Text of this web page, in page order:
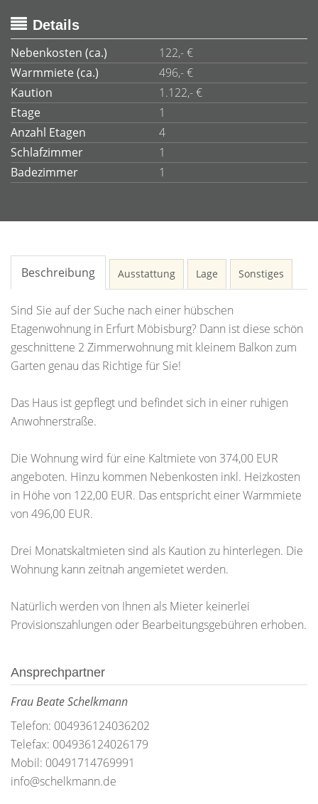
Details
Nebenkosten (ca.)
122,- €
Warmmiete (ca.)
496,- €
Kaution
1.122,- €
Etage
1
Anzahl Etagen
4
Schlafzimmer
1
Badezimmer
1
Beschreibung Ausstattung Lage Sonstiges
Sind Sie auf der Suche nach einer hübschen
Etagenwohnung in Erfurt Möbisburg? Dann ist diese schön
geschnittene 2 Zimmerwohnung mit kleinem Balkon zum
Garten genau das Richtige für Sie!
Das Haus ist gepflegt und befindet sich in einer ruhigen
Anwohnerstraße.
Die Wohnung wird für eine Kaltmiete von 374,00 EUR
angeboten. Hinzu kommen Nebenkosten inkl. Heizkosten
in Höhe von 122,00 EUR. Das entspricht einer Warmmiete
von 496,00 EUR.
Drei Monatskaltmieten sind als Kaution zu hinterlegen. Die
Wohnung kann zeitnah angemietet werden.
Natürlich werden von Ihnen als Mieter keinerlei
Provisionszahlungen oder Bearbeitungsgebühren erhoben.
Ansprechpartner
Frau Beate Schelkmann
Telefon: 004936124036202
Telefax: 004936124026179
Mobil: 00491714769991
info@schelkmann.de